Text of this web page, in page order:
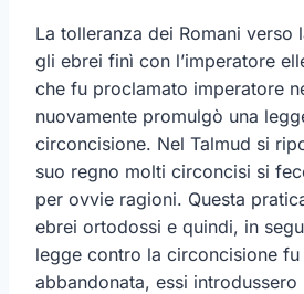
La tolleranza dei Romani verso
gli ebrei finì con l’imperatore
che fu proclamato imperatore
nuovamente promulgò una
circoncisione. Nel Talmud si
suo regno molti circoncisi si
per ovvie ragioni. Questa
ebrei ortodossi e quindi, in
legge contro la circoncisione
abbandonata, essi